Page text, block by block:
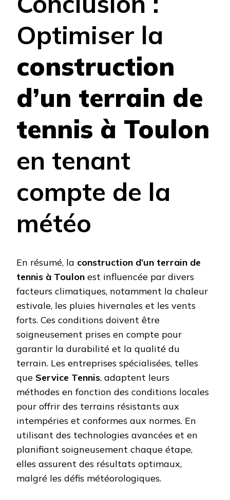
Optimiser la
construction
d’un terrain de
tennis à Toulon
en tenant
compte de la
météo
En résumé, la construction d’un terrain de
tennis à Toulon est influencée par divers
facteurs climatiques, notamment la chaleur
estivale, les pluies hivernales et les vents
forts. Ces conditions doivent être
soigneusement prises en compte pour
garantir la durabilité et la qualité du
terrain. Les entreprises spécialisées, telles
que Service Tennis, adaptent leurs
méthodes en fonction des conditions locales
pour offrir des terrains résistants aux
intempéries et conformes aux normes. En
utilisant des technologies avancées et en
planifiant soigneusement chaque étape,
elles assurent des résultats optimaux,
malgré les défis météorologiques.